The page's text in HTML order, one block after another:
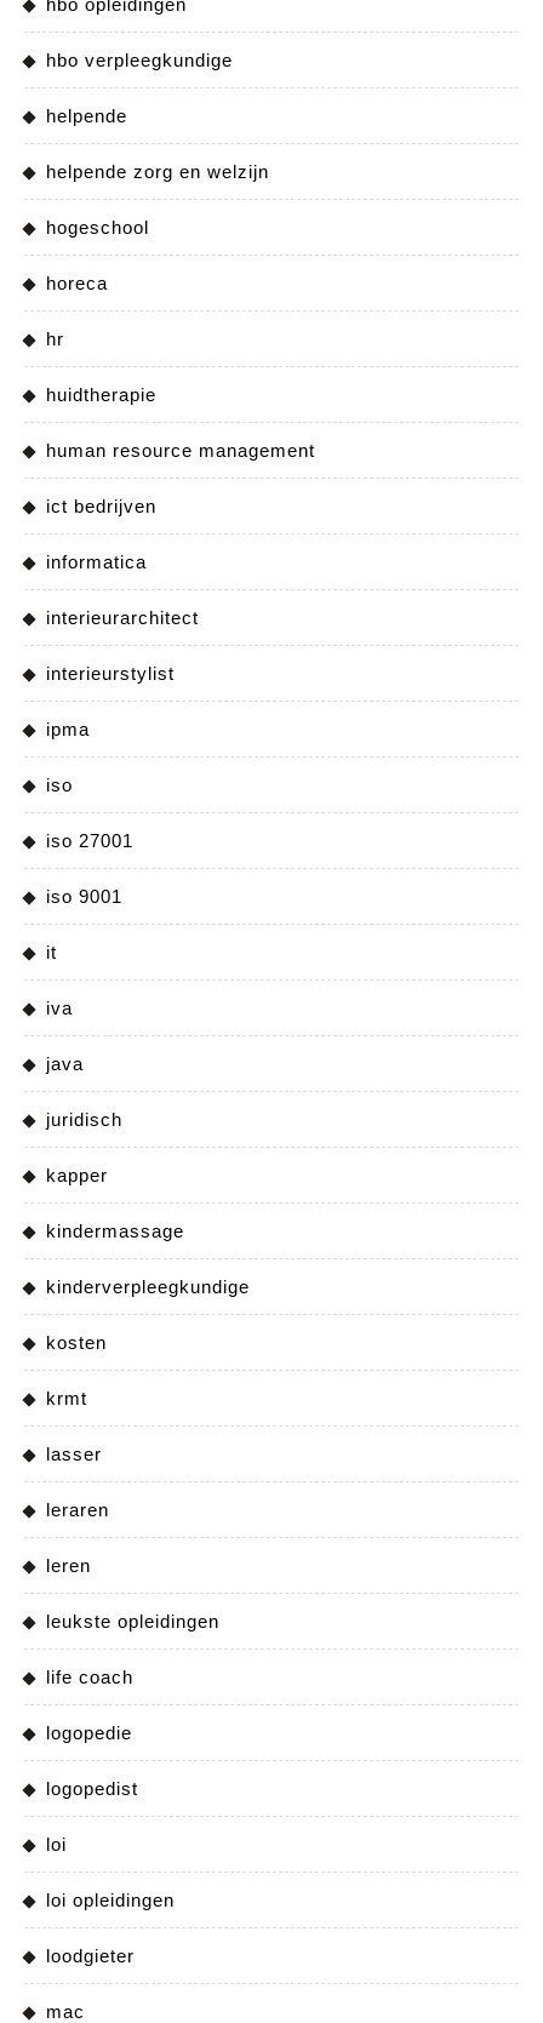
hbo verpleegkundige
helpende
helpende zorg en welzijn
hogeschool
horeca
hr
huidtherapie
human resource management
ict bedrijven
informatica
interieurarchitect
interieurstylist
ipma
iso
iso 27001
iso 9001
it
iva
java
juridisch
kapper
kindermassage
kinderverpleegkundige
kosten
krmt
lasser
leraren
leren
leukste opleidingen
life coach
logopedie
logopedist
loi
loi opleidingen
loodgieter
mac